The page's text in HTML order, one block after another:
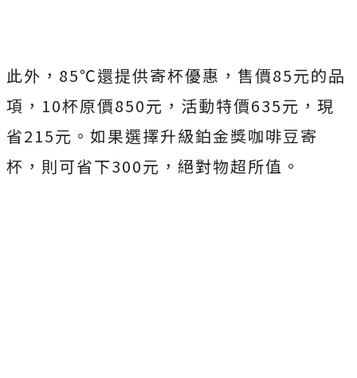
此外，85℃還提供寄杯優惠，售價85元的品
項，10杯原價850元，活動特價635元，現
省215元。如果選擇升級鉑金獎咖啡豆寄
杯，則可省下300元，絕對物超所值。